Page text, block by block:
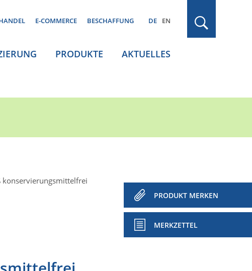
E-COMMERCE BESCHAFFUNG DE EN
PRODUKTE AKTUELLES
konservierungsmittelfrei
PRODUKT MERKEN
MERKZETTEL